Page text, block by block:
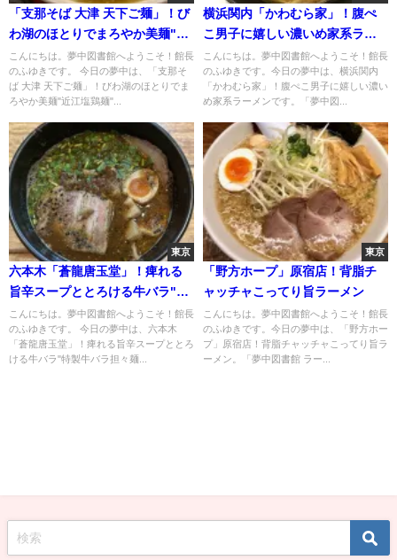
「支那そば 大津 天下ご麺」！び
わ湖のほとりでまろやか美麺"近
江塩鶏麺"
こんにちは。夢中図書館へようこそ！館長
のふゆきです。 今日の夢中は、「支那そ
ば 大津 天下ご麺」！びわ湖のほとりでま
ろやか美麺"近江塩鶏麺"...
横浜関内「かわむら家」！腹ぺ
こ男子に嬉しい濃いめ家系ラー
メン
こんにちは。夢中図書館へようこそ！館長
のふゆきです。今日の夢中は、横浜関内
「かわむら家」！腹ぺこ男子に嬉しい濃い
め家系ラーメンです。「夢中図...
東京
六本木「蒼龍唐玉堂」！痺れる
旨辛スープととろける牛バラ"特
製牛バラ担々麺"
こんにちは。夢中図書館へようこそ！館長
のふゆきです。 今日の夢中は、六本木
「蒼龍唐玉堂」！痺れる旨辛スープととろ
ける牛バラ"特製牛バラ担々麺...
東京
「野方ホープ」原宿店！背脂チ
ャッチャこってり旨ラーメン
こんにちは。夢中図書館へようこそ！館長
のふゆきです。今日の夢中は、「野方ホー
プ」原宿店！背脂チャッチャこってり旨ラ
ーメン。「夢中図書館 ラー...